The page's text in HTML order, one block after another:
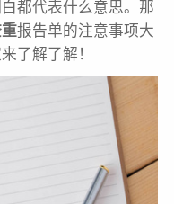
都代表什么意思。那
报告单的注意事项大
了解了解！